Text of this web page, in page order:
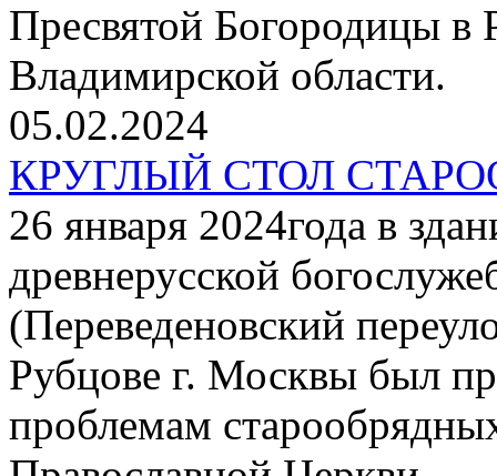
Пресвятой Богородицы в
Владимирской области.
05.02.2024
КРУГЛЫЙ СТОЛ
26 января 2024года в
древнерусской
(Переведеновский
Рубцове г. Москвы был
проблемам